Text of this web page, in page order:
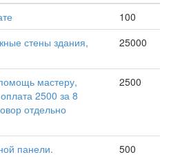
100
стены здания,
25000
мастеру,
2500 за 8
отдельно
2500
панели.
500